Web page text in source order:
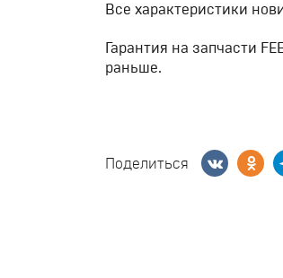
Все характеристики
Гарантия на запчасти
раньше.
Поделиться